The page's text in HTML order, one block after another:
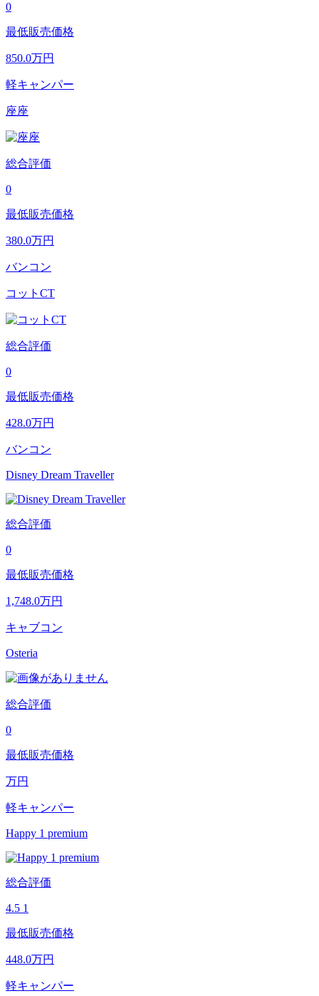
0
最低販売価格
850.0万円
軽キャンパー
座座
総合評価
0
最低販売価格
380.0万円
バンコン
コットCT
総合評価
0
最低販売価格
428.0万円
バンコン
Disney Dream Traveller
総合評価
0
最低販売価格
1,748.0万円
キャブコン
Osteria
総合評価
0
最低販売価格
万円
軽キャンパー
Happy 1 premium
総合評価
4.5 1
最低販売価格
448.0万円
軽キャンパー